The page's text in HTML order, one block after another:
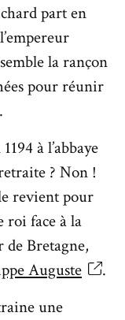
part en
la rançon
pour réunir
à l’abbaye
? Non !
revient pour
roi face à la
Bretagne,
Auguste
.
une